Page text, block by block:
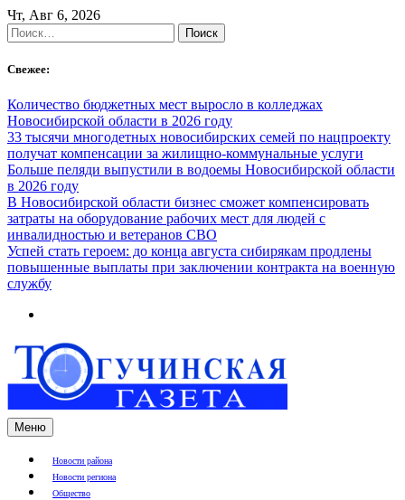
Skip
to
content
Чт, Авг 6, 2026
Найти:
Свежее:
Количество бюджетных мест выросло в колледжах
Новосибирской области в 2026 году
33 тысячи многодетных новосибирских семей по нацпроекту
получат компенсации за жилищно-коммунальные услуги
Больше пеляди выпустили в водоемы Новосибирской области
в 2026 году
В Новосибирской области бизнес сможет компенсировать
затраты на оборудование рабочих мест для людей с
инвалидностью и ветеранов СВО
Успей стать героем: до конца августа сибирякам продлены
повышенные выплаты при заключении контракта на военную
службу
Меню
Новости района
Новости региона
Общество